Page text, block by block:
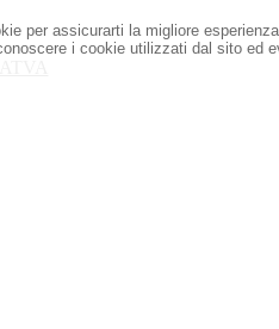
per assicurarti la migliore
i cookie utilizzati dal sito ed